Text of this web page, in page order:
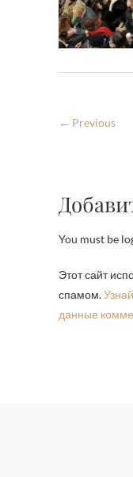
← Previous
You must be
Этот сайт
спамом.
данные